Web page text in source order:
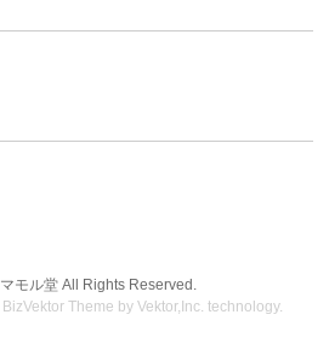
マモル堂All Rights Reserved.
BizVektor Theme byVektor,Inc. technology.